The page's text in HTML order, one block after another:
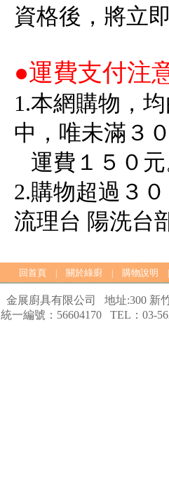
資格後，將立
●運費支付注
1.本網購物，
中，唯未滿３
運費１５０
2.購物超過３
流理台 陽洗台
回首頁 關於綠廚 購物說明
金展廚具有限公司 地址:300 新
統一編號：56604170 TEL：03-